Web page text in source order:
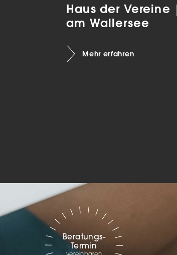
Haus der
am Wallersee
Mehr erfahren
Beratungs-
Termin